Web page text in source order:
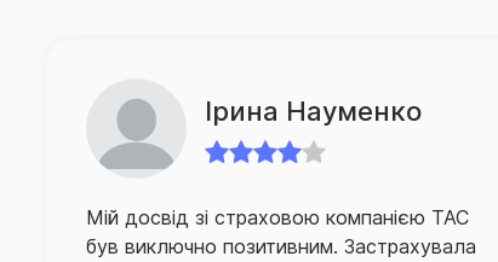
Марія Волошина
Хочу подякувати компанії за добре
обслуговування. 24 грудня я попала в